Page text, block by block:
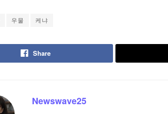
우물 케냐
Share
Newswave25